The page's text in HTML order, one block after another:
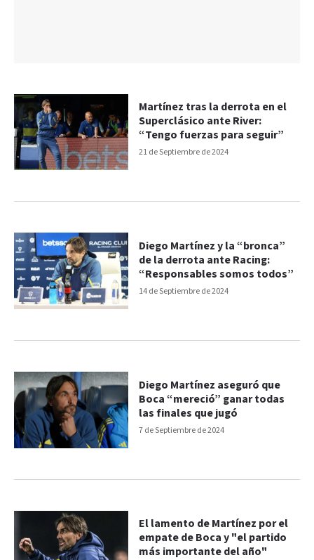
21 de Septiembre de 2024
Martínez tras la derrota en el
Superclásico ante River:
“Tengo fuerzas para seguir”
14 de Septiembre de 2024
Diego Martínez y la “bronca”
de la derrota ante Racing:
“Responsables somos todos”
7 de Septiembre de 2024
Diego Martínez aseguró que
Boca “mereció” ganar todas
las finales que jugó
El lamento de Martínez por el
empate de Boca y "el partido
más importante del año"